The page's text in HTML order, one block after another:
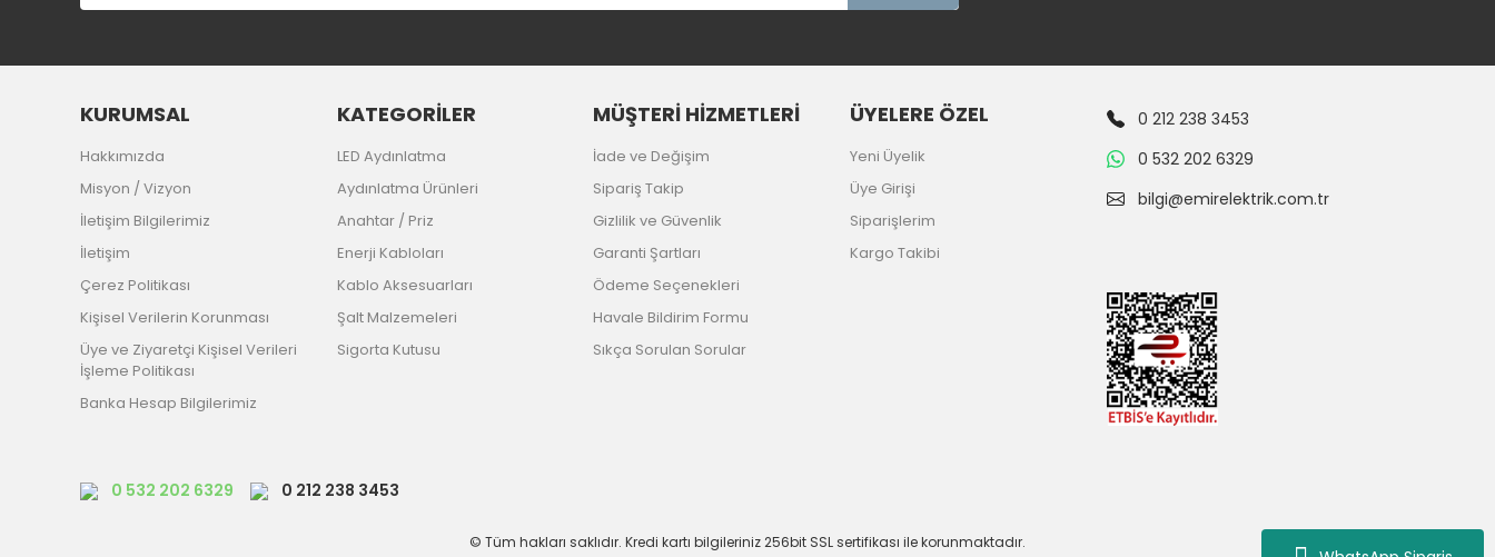
KURUMSAL
Hakkımızda
Misyon / Vizyon
İletişim Bilgilerimiz
İletişim
Çerez Politikası
Kişisel Verilerin Korunması
Üye ve Ziyaretçi Kişisel Verileri
İşleme Politikası
Banka Hesap Bilgilerimiz
KATEGORİLER
LED Aydınlatma
Aydınlatma Ürünleri
Anahtar / Priz
Enerji Kabloları
Kablo Aksesuarları
Şalt Malzemeleri
Sigorta Kutusu
MÜŞTERİ HİZMETLERİ
İade ve Değişim
Sipariş Takip
Gizlilik ve Güvenlik
Garanti Şartları
Ödeme Seçenekleri
Havale Bildirim Formu
Sıkça Sorulan Sorular
ÜYELERE ÖZEL
Yeni Üyelik
Üye Girişi
Siparişlerim
Kargo Takibi
0 212 238 3453
0 532 202 6329
bilgi@emirelektrik.com.tr
0 532 202 6329 0 212 238 3453
© Tüm hakları saklıdır. Kredi kartı bilgileriniz 256bit SSL sertifikası ile korunmaktadır.